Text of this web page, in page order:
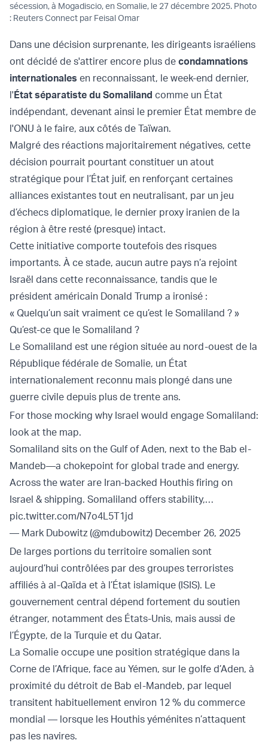
sécession, à Mogadiscio, en Somalie, le 27 décembre 2025. Photo
: Reuters Connect par Feisal Omar
Dans une décision surprenante, les dirigeants israéliens
ont décidé de s'attirer encore plus de condamnations
internationales en reconnaissant, le week-end dernier,
l'État séparatiste du Somaliland comme un État
indépendant, devenant ainsi le premier État membre de
l'ONU à le faire, aux côtés de Taïwan.
Malgré des réactions majoritairement négatives, cette
décision pourrait pourtant constituer un atout
stratégique pour l’État juif, en renforçant certaines
alliances existantes tout en neutralisant, par un jeu
d’échecs diplomatique, le dernier proxy iranien de la
région à être resté (presque) intact.
Cette initiative comporte toutefois des risques
importants. À ce stade, aucun autre pays n’a rejoint
Israël dans cette reconnaissance, tandis que le
président américain Donald Trump a ironisé :
« Quelqu’un sait vraiment ce qu’est le Somaliland ? »
Qu’est-ce que le Somaliland ?
Le Somaliland est une région située au nord-ouest de la
République fédérale de Somalie, un État
internationalement reconnu mais plongé dans une
guerre civile depuis plus de trente ans.
For those mocking why Israel would engage Somaliland:
look at the map.
Somaliland sits on the Gulf of Aden, next to the Bab el-
Mandeb—a chokepoint for global trade and energy.
Across the water are Iran-backed Houthis firing on
Israel & shipping. Somaliland offers stability,…
pic.twitter.com/N7o4L5T1jd
— Mark Dubowitz (@mdubowitz) December 26, 2025
De larges portions du territoire somalien sont
aujourd’hui contrôlées par des groupes terroristes
affiliés à al-Qaïda et à l’État islamique (ISIS). Le
gouvernement central dépend fortement du soutien
étranger, notamment des États-Unis, mais aussi de
l’Égypte, de la Turquie et du Qatar.
La Somalie occupe une position stratégique dans la
Corne de l’Afrique, face au Yémen, sur le golfe d’Aden, à
proximité du détroit de Bab el-Mandeb, par lequel
transitent habituellement environ 12 % du commerce
mondial — lorsque les Houthis yéménites n’attaquent
pas les navires.